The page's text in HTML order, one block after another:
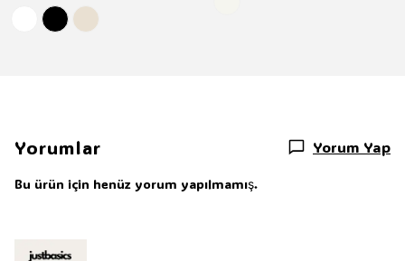
Yorumlar Yorum Yap
Bu ürün için henüz yorum yapılmamış.